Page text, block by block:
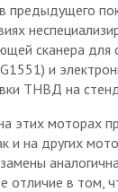
предыдущего
сканера для
и
ТНВД на
этих моторах
и на других
отличие в том,